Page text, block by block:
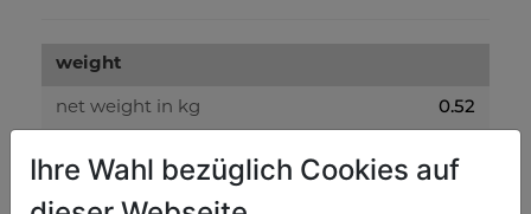
weight
net weight in kg 0.52
Ihre Wahl bezüglich Cookies auf